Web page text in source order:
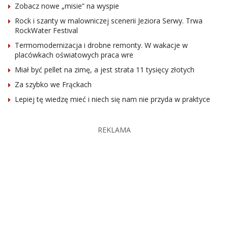
Zobacz nowe „misie” na wyspie
Rock i szanty w malowniczej scenerii Jeziora Serwy. Trwa
RockWater Festival
Termomodernizacja i drobne remonty. W wakacje w
placówkach oświatowych praca wre
Miał być pellet na zimę, a jest strata 11 tysięcy złotych
Za szybko we Frąckach
Lepiej tę wiedzę mieć i niech się nam nie przyda w praktyce
REKLAMA